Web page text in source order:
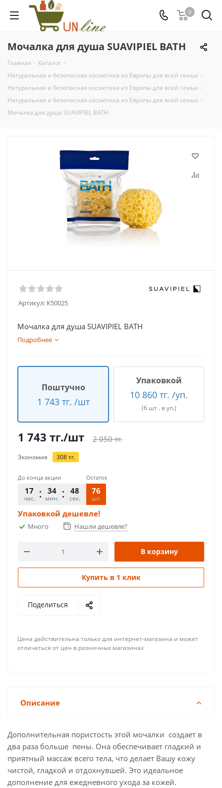
0
Мочалка для душа SUAVIPIEL BATH
Главная - Каталог -
Натуральная и безопасная косметика из Европы для всей семьи -
Натуральная и безопасная косметика из Европы для всей семьи -
Натуральная и безопасная косметика из Европы для всей семьи -
Мочалка для душа SUAVIPIEL BATH
Артикул: K50025
Мочалка для душа SUAVIPIEL BATH
Подробнее
Поштучно
1 743 тг. /шт
Упаковкой
10 860 тг. /уп.
(6 шт . в уп.)
1 743 тг./шт 2 050тг.
Экономия 308тг.
До конца акции
17
час.
34
мин.
48
сек.
Остаток
76
шт.
Упаковкой дешевле!
Много Нашли дешевле?
В корзину
Купить в 1 клик
Поделиться
Цена действительна только для интернет-магазина и может
отличаться от цен в розничных магазинах
Описание
Дополнительная пористость этой мочалки создает в
два раза больше пены. Она обеспечивает гладкий и
приятный массаж всего тела, что делает Вашу кожу
чистой, гладкой и отдохнувшей. Это идеальное
дополнение для ежедневного ухода за кожей.